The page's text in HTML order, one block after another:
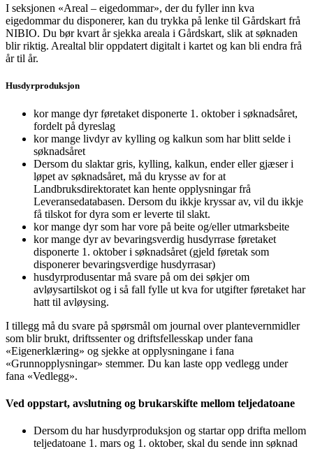
I seksjonen «Areal – eigedommar», der du fyller inn kva
eigedommar du disponerer, kan du trykka på lenke til Gårdskart frå
NIBIO. Du bør kvart år sjekka areala i Gårdskart, slik at søknaden
blir riktig. Arealtal blir oppdatert digitalt i kartet og kan bli endra frå
år til år.
Husdyrproduksjon
kor mange dyr føretaket disponerte 1. oktober i søknadsåret,
fordelt på dyreslag
kor mange livdyr av kylling og kalkun som har blitt selde i
søknadsåret
Dersom du slaktar gris, kylling, kalkun, ender eller gjæser i
løpet av søknadsåret, må du krysse av for at
Landbruksdirektoratet kan hente opplysningar frå
Leveransedatabasen. Dersom du ikkje kryssar av, vil du ikkje
få tilskot for dyra som er leverte til slakt.
kor mange dyr som har vore på beite og/eller utmarksbeite
kor mange dyr av bevaringsverdig husdyrrase føretaket
disponerte 1. oktober i søknadsåret (gjeld føretak som
disponerer bevaringsverdige husdyrrasar)
husdyrprodusentar må svare på om dei søkjer om
avløysartilskot og i så fall fylle ut kva for utgifter føretaket har
hatt til avløysing.
I tillegg må du svare på spørsmål om journal over plantevernmidler
som blir brukt, driftssenter og driftsfellesskap under fana
«Eigenerklæring» og sjekke at opplysningane i fana
«Grunnopplysningar» stemmer. Du kan laste opp vedlegg under
fana «Vedlegg».
Ved oppstart, avslutning og brukarskifte mellom teljedatoane
Dersom du har husdyrproduksjon og startar opp drifta mellom
teljedatoane 1. mars og 1. oktober, skal du sende inn søknad